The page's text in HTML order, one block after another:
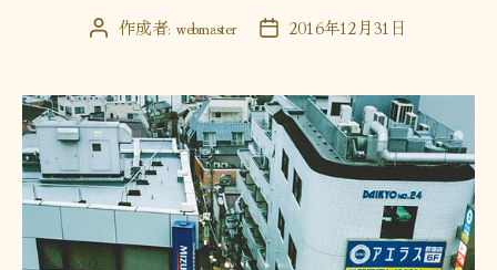
投 作成者: webmaster
投 2016年12月31日